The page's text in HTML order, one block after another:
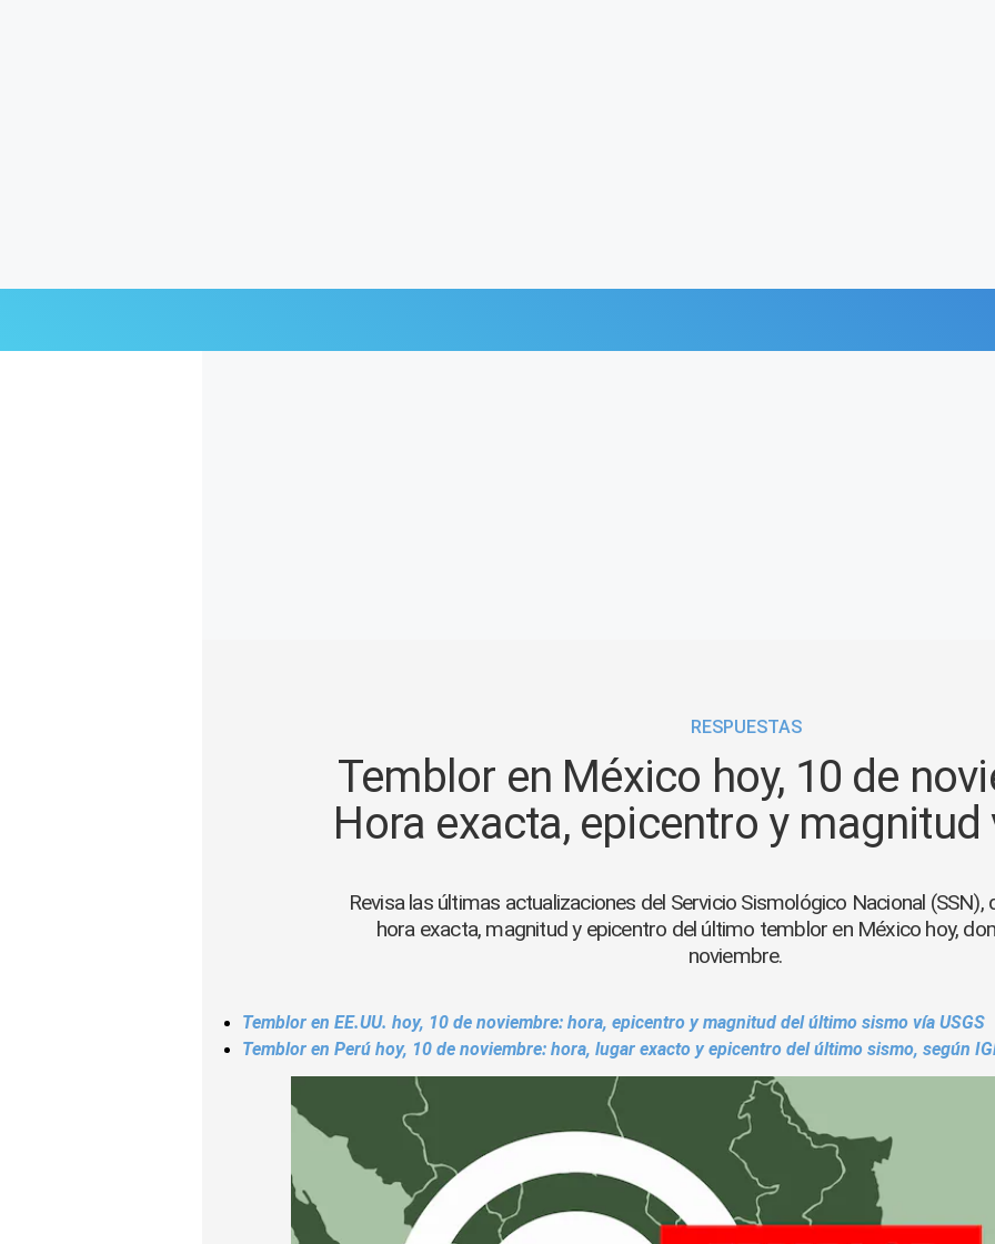
RESPUESTAS
Temblor en México hoy, 10 de
Hora exacta, epicentro y magnitud
Revisa las últimas actualizaciones del Servicio Sismológico Nacional (SSN),
hora exacta, magnitud y epicentro del último temblor en México hoy,
noviembre.
Temblor en EE.UU. hoy, 10 de noviembre: hora, epicentro y magnitud del último sismo vía USGS
Temblor en Perú hoy, 10 de noviembre: hora, lugar exacto y epicentro del último sismo, según